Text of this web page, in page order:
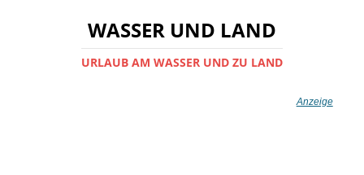
WASSER UND LAND
URLAUB AM WASSER UND ZU LAND